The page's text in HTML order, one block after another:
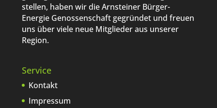
stellen, haben wir die Arnsteiner Bürger-
Energie Genossenschaft gegründet und freuen
uns über viele neue Mitglieder aus unserer
Region.
Service
Kontakt
Impressum